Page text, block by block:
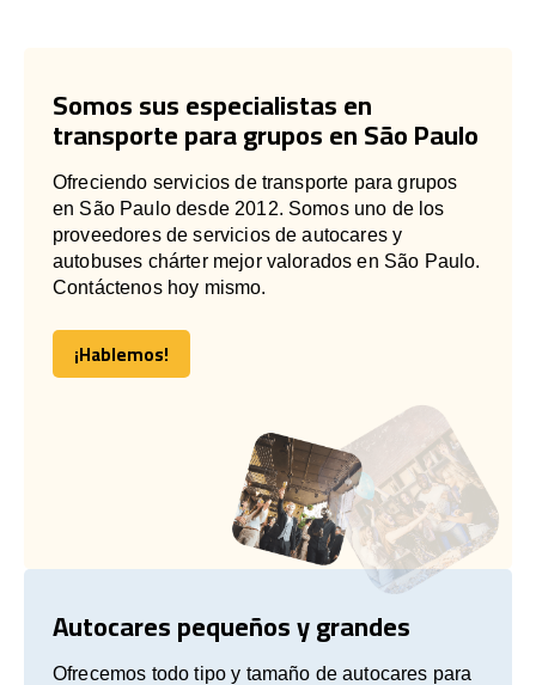
Somos sus especialistas en
transporte para grupos en São Paulo
Ofreciendo servicios de transporte para grupos
en São Paulo desde 2012. Somos uno de los
proveedores de servicios de autocares y
autobuses chárter mejor valorados en São Paulo.
Contáctenos hoy mismo.
¡Hablemos!
¡Hablemos!
Autocares pequeños y grandes
Ofrecemos todo tipo y tamaño de autocares para